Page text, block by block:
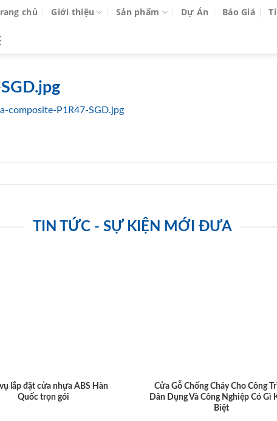
chủ Giới thiệu Sản phẩm Dự Án Báo Giá
composite-P1R47-SGD.jpg
TIN TỨC - SỰ KIỆN MỚI ĐƯA
lắp đặt cửa nhựa ABS Hàn
Quốc trọn gói
Cửa Gỗ Chống Cháy Cho Công
Dân Dụng Và Công Nghiệp Có Gì
Biệt